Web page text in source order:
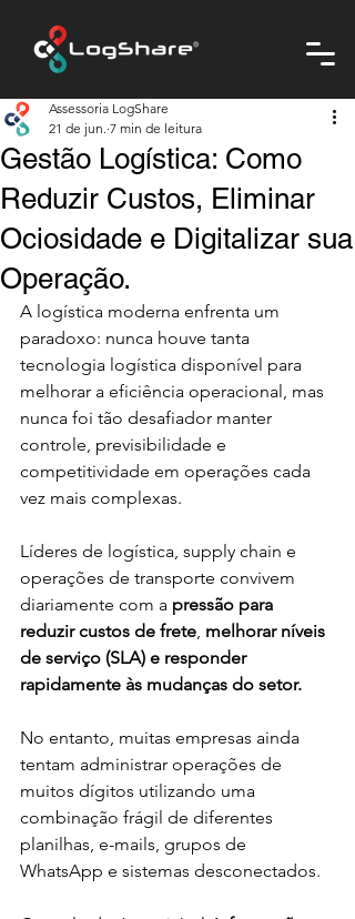
Gestão Logística: Como
Reduzir Custos, Eliminar
Ociosidade e Digitalizar sua
Operação.
Assessoria LogShare
21 de jun. 7 min de leitura
A logística moderna enfrenta um
paradoxo: nunca houve tanta
tecnologia logística disponível para
melhorar a eficiência operacional, mas
nunca foi tão desafiador manter
controle, previsibilidade e
competitividade em operações cada
vez mais complexas.
Líderes de logística, supply chain e
operações de transporte convivem
diariamente com a pressão para
reduzir custos de frete, melhorar níveis
de serviço (SLA) e responder
rapidamente às mudanças do setor.
No entanto, muitas empresas ainda
tentam administrar operações de
muitos dígitos utilizando uma
combinação frágil de diferentes
planilhas, e-mails, grupos de
WhatsApp e sistemas desconectados.